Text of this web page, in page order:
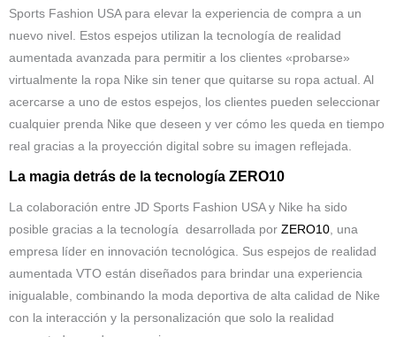
Sports Fashion USA para elevar la experiencia de compra a un
nuevo nivel. Estos espejos utilizan la tecnología de realidad
aumentada avanzada para permitir a los clientes «probarse»
virtualmente la ropa Nike sin tener que quitarse su ropa actual. Al
acercarse a uno de estos espejos, los clientes pueden seleccionar
cualquier prenda Nike que deseen y ver cómo les queda en tiempo
real gracias a la proyección digital sobre su imagen reflejada.
La magia detrás de la tecnología ZERO10
La colaboración entre JD Sports Fashion USA y Nike ha sido
posible gracias a la tecnología desarrollada por ZERO10 , una
empresa líder en innovación tecnológica. Sus espejos de realidad
aumentada VTO están diseñados para brindar una experiencia
inigualable, combinando la moda deportiva de alta calidad de Nike
con la interacción y la personalización que solo la realidad